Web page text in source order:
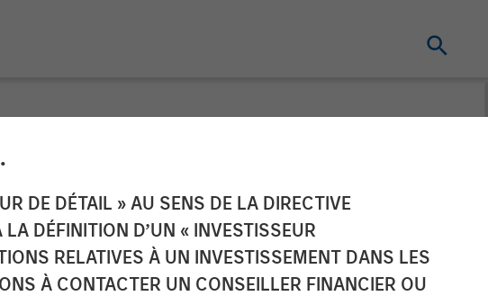
DE DÉTAIL » AU SENS DE LA DIRECTIVE
DÉFINITION D’UN « INVESTISSEUR
RELATIVES À UN INVESTISSEMENT DANS LES
À CONTACTER UN CONSEILLER FINANCIER OU
and Durango
Partnership